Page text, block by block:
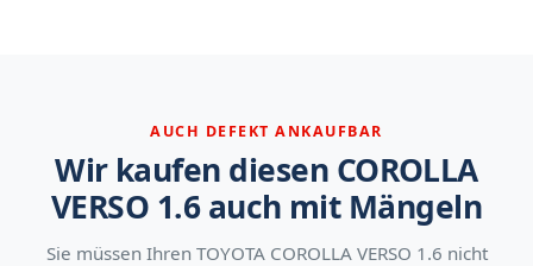
AUCH DEFEKT ANKAUFBAR
Wir kaufen diesen COROLLA
VERSO 1.6 auch mit Mängeln
Sie müssen Ihren TOYOTA COROLLA VERSO 1.6 nicht